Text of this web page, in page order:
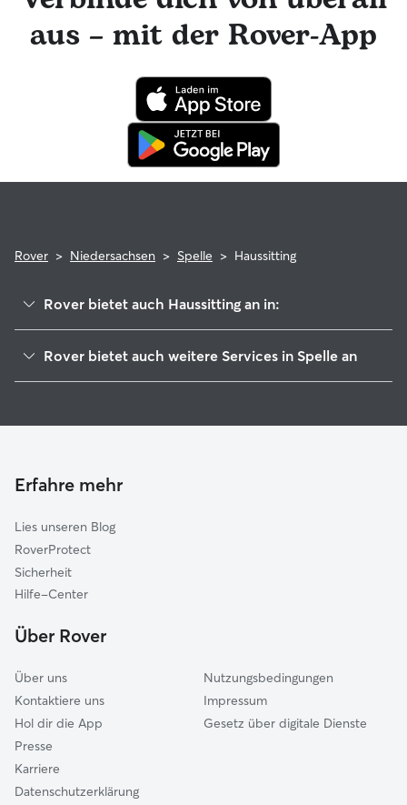
hat die Möglichkeit, professionelle tierärztliche Beratung in
Anspruch zu nehmen. Im seltenen Fall eines Problems
während der Buchung kannst du beruhigt sein, denn dein
für tierärztliche Behandlungen erstattet.
aus – mit der Rover-App
Rover > Niedersachsen > Spelle > Haussitting
Rover bietet auch Haussitting an in:
Freren
Rheine
Schüttorf
Lengerich
Recke
Geeste
Rover bietet auch weitere Services in Spelle an
Gassi-Service in Spelle
Erfahre mehr
Lies unseren Blog
RoverProtect
Sicherheit
Hilfe-Center
Über Rover
Über uns
Kontaktiere uns
Hol dir die App
Presse
Karriere
Datenschutzerklärung
Nutzungsbedingungen
Impressum
Gesetz über digitale Dienste